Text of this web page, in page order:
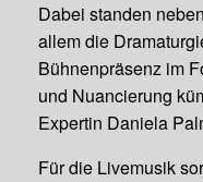
Dabei standen
allem die
Bühnenpräsenz im
und Nuancierung
Expertin Daniela
Für die Livemusik